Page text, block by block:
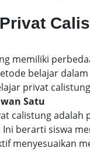
memiliki
belajar
privat
Satu
calistung adalah
berarti siswa
menyesuaikan